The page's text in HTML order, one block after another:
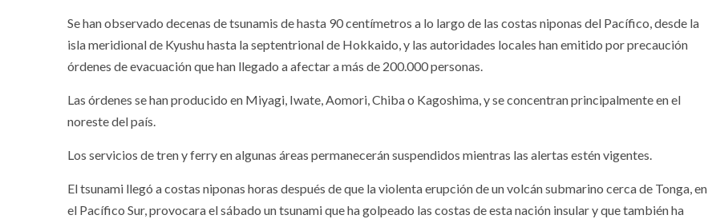
Se han observado decenas de tsunamis de hasta 90 centímetros a lo largo de las costas niponas del Pacífico, desde la
isla meridional de Kyushu hasta la septentrional de Hokkaido, y las autoridades locales han emitido por precaución
órdenes de evacuación que han llegado a afectar a más de 200.000 personas.
Las órdenes se han producido en Miyagi, Iwate, Aomori, Chiba o Kagoshima, y se concentran principalmente en el
noreste del país.
Los servicios de tren y ferry en algunas áreas permanecerán suspendidos mientras las alertas estén vigentes.
El tsunami llegó a costas niponas horas después de que la violenta erupción de un volcán submarino cerca de Tonga, en
el Pacífico Sur, provocara el sábado un tsunami que ha golpeado las costas de esta nación insular y que también ha